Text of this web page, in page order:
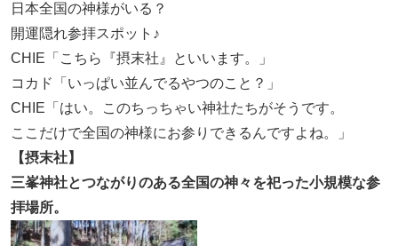
日本全国の神様がいる？
開運隠れ参拝スポット♪
CHIE「こちら『摂末社』といいます。」
コカド「いっぱい並んでるやつのこと？」
CHIE「はい。このちっちゃい神社たちがそうです。
ここだけで全国の神様にお参りできるんですよね。」
【摂末社】
三峯神社とつながりのある全国の神々を祀った小規模な参
拝場所。